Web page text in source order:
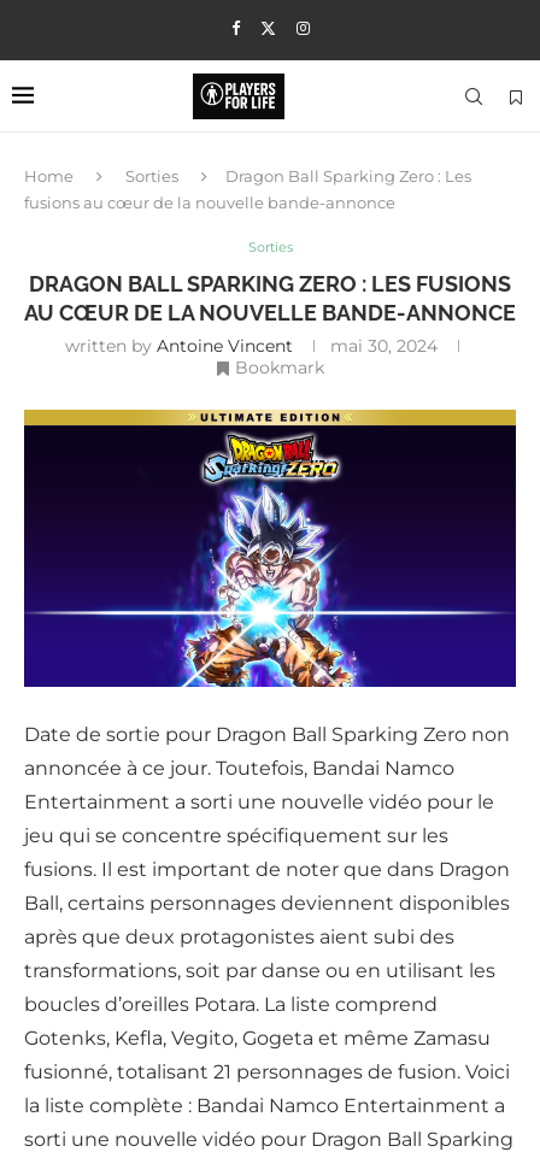
Home Sorties
Dragon Ball Sparking Zero : Les
fusions au cœur de la nouvelle bande-annonce
Sorties
DRAGON BALL SPARKING ZERO : LES FUSIONS
AU CŒUR DE LA NOUVELLE BANDE-ANNONCE
written by Antoine Vincent
mai 30, 2024
Bookmark
Date de sortie pour Dragon Ball Sparking Zero non
annoncée à ce jour. Toutefois, Bandai Namco
Entertainment a sorti une nouvelle vidéo pour le
jeu qui se concentre spécifiquement sur les
fusions. Il est important de noter que dans Dragon
Ball, certains personnages deviennent disponibles
après que deux protagonistes aient subi des
transformations, soit par danse ou en utilisant les
boucles d’oreilles Potara. La liste comprend
Gotenks, Kefla, Vegito, Gogeta et même Zamasu
fusionné, totalisant 21 personnages de fusion. Voici
la liste complète : Bandai Namco Entertainment a
sorti une nouvelle vidéo pour Dragon Ball Sparking